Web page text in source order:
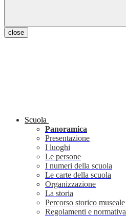
close
Scuola
Panoramica
Presentazione
I luoghi
Le persone
I numeri della scuola
Le carte della scuola
Organizzazione
La storia
Percorso storico museale
Regolamenti e normativa